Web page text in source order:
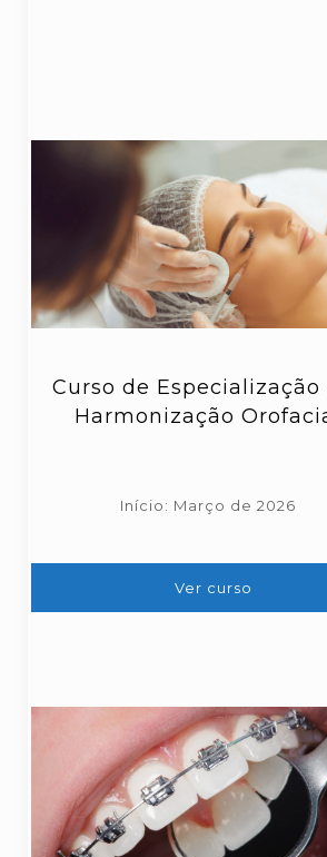
Curso de Especialização
Harmonização
Início: Março de 2026
Ver curso